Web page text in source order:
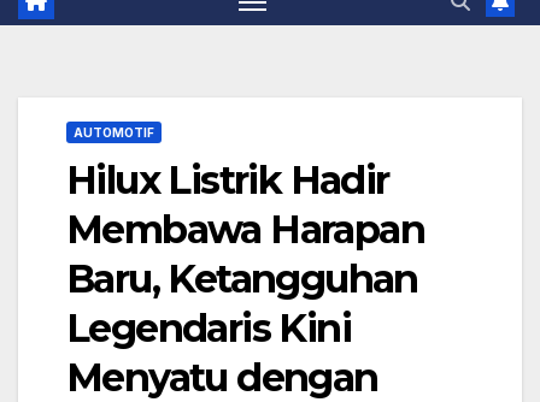
AUTOMOTIF
Hilux Listrik Hadir
Membawa Harapan
Baru, Ketangguhan
Legendaris Kini
Menyatu dengan